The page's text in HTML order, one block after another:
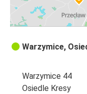
Warzymice,
Warzymice 44
Osiedle Kresy